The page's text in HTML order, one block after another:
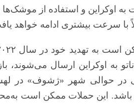
به اوکراین و استفاده از
با سرعت بیشتری ادامه خواهد
است به تهدید خود در سال
به اوکراین ارسال می‌شوند،
در حوالی شهر «ژشوف» در
این حملات ممکن است